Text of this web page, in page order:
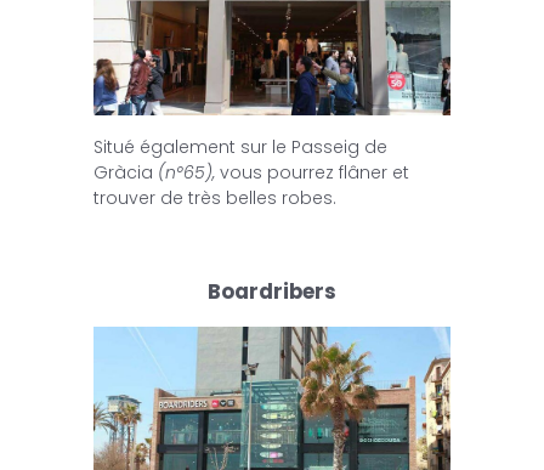
Situé également sur le Passeig de
Gràcia (n°65),vous pourrez flâner et
trouver de très belles robes.
Boardribers